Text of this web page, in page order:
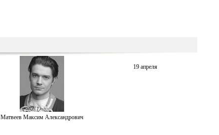
Матвеев Максим Александрович
19 апреля